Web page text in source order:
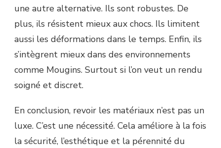
une autre alternative. Ils sont robustes. De
plus, ils résistent mieux aux chocs. Ils limitent
aussi les déformations dans le temps. Enfin, ils
s’intègrent mieux dans des environnements
comme Mougins. Surtout si l’on veut un rendu
soigné et discret.
En conclusion, revoir les matériaux n’est pas un
luxe. C’est une nécessité. Cela améliore à la fois
la sécurité, l’esthétique et la pérennité du